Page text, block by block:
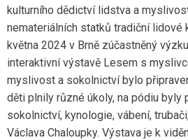
kulturního dědictví lidstva a
nemateriálních statků tradiční lidové
května 2024 v Brně zúčastněný
interaktivní výstavě Lesem s
myslivost a sokolnictví bylo
děti plnily různé úkoly, na pódiu byly
sokolnictví, kynologie, vábení,
Václava Chaloupky. Výstava je k